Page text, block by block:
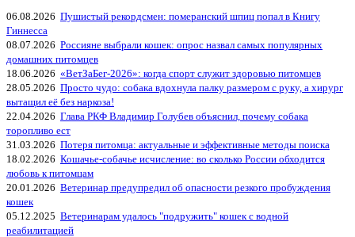
06.08.2026 Пушистый рекордсмен: померанский шпиц попал в Книгу
Гиннесса
08.07.2026 Россияне выбрали кошек: опрос назвал самых популярных
домашних питомцев
18.06.2026 «ВетЗаБег‑2026»: когда спорт служит здоровью питомцев
28.05.2026 Просто чудо: собака вдохнула палку размером с руку, а хирург
вытащил её без наркоза!
22.04.2026 Глава РКФ Владимир Голубев объяснил, почему собака
торопливо ест
31.03.2026 Потеря питомца: актуальные и эффективные методы поиска
18.02.2026 Кошачье-собачье исчисление: во сколько России обходится
любовь к питомцам
20.01.2026 Ветеринар предупредил об опасности резкого пробуждения
кошек
05.12.2025 Ветеринарам удалось "подружить" кошек с водной
реабилитацией